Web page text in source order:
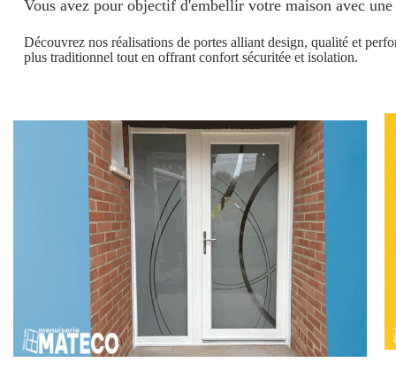
Vous avez pour objectif d'embellir votre maison avec
Découvrez nos réalisations de portes alliant design, qualité et
plus traditionnel tout en offrant confort sécuritée et isolation.